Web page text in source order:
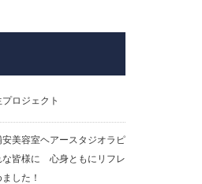
ロジェクト
美容室ヘアースタジオラピ
皆様に 心身ともにリフレ
した！